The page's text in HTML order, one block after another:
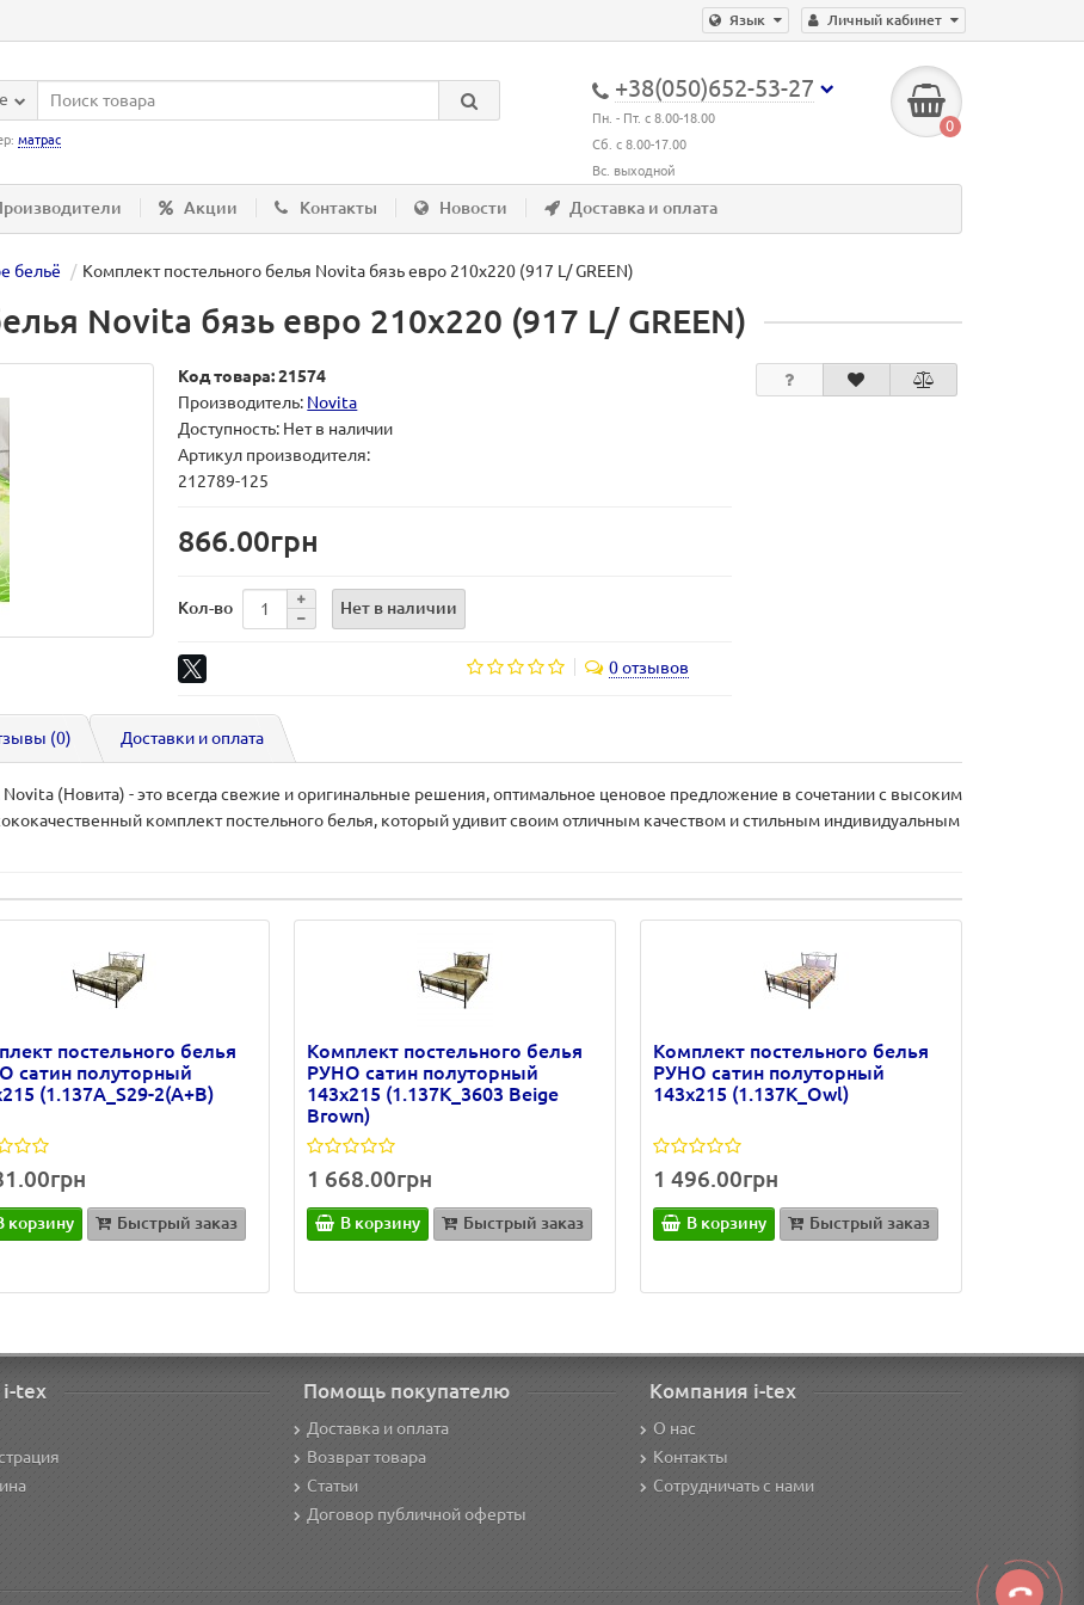
Личный кабинет
Язык
+38(050)652-53-27
Пн. - Пт. с 8.00-18.00
Сб. с 8.00-17.00
Вс. выходной
0
матрас
Акции Контакты Новости Доставка и оплата
бельё Комплект постельного белья Novita бязь евро 210х220 (917 L/ GREEN)
Novita бязь евро 210х220 (917 L/ GREEN)
Код товара: 21574
Производитель: Novita
Доступность: Нет в наличии
Артикул производителя:
212789-125
866.00грн
Кол-во Нет в наличии
0 отзывов
(0) Доставки и оплата
(Новита) - это всегда свежие и оригинальные решения, оптимальное ценовое предложение в сочетании с высоким
комплект постельного белья, который удивит своим отличным качеством и стильным индивидуальным
постельного белья
сатин полуторный
(1.137А_S29-2(A+B)
корзину Быстрый заказ
Комплект постельного белья
РУНО сатин полуторный
143х215 (1.137К_3603 Beige
Brown)
1 668.00грн
В корзину Быстрый заказ
Комплект постельного белья
РУНО сатин полуторный
143х215 (1.137К_Owl)
1 496.00грн
В корзину Быстрый заказ
tex Помощь покупателю
Доставка и оплата
Возврат товара
Статьи
Договор публичной оферты
Компания i-tex
О нас
Контакты
Сотрудничать с нами